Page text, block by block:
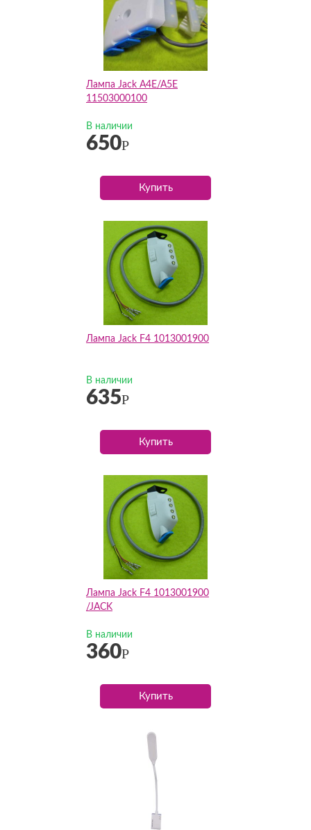
Лампа Jack A4E/A5E
11503000100
В наличии
650Р
Купить
Лампа Jack F4 1013001900
В наличии
635Р
Купить
Лампа Jack F4 1013001900
/JACK
В наличии
360Р
Купить